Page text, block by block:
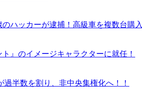
ハッカーが逮捕！高級車を複数台購入
』のイメージキャラクターに就任！
半数を割り、非中央集権化へ！！